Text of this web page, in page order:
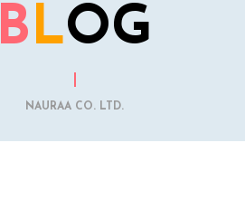
BLOG
NAURAA CO. LTD.